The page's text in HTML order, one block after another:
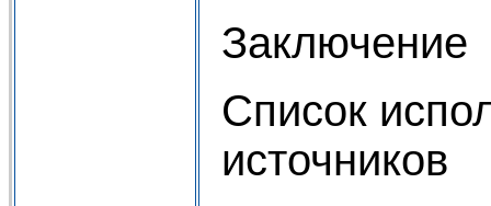
Заключение
Список
источников